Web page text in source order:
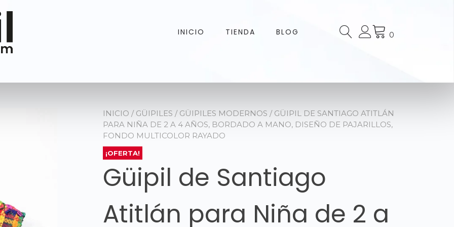
INICIO TIENDA BLOG 0
INICIO / GÜIPILES / GÜIPILES MODERNOS / GÜIPIL DE SANTIAGO ATITLÁN
PARA NIÑA DE 2 A 4 AÑOS, BORDADO A MANO, DISEÑO DE PAJARILLOS,
FONDO MULTICOLOR RAYADO
¡OFERTA!
Güipil de Santiago
Atitlán para Niña de 2 a